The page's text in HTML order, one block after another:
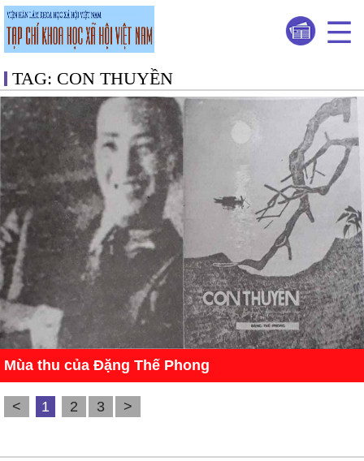
TAG: CON THUYỀN
Mùa thu của Đặng Thế Phong
< 1 2 3 >